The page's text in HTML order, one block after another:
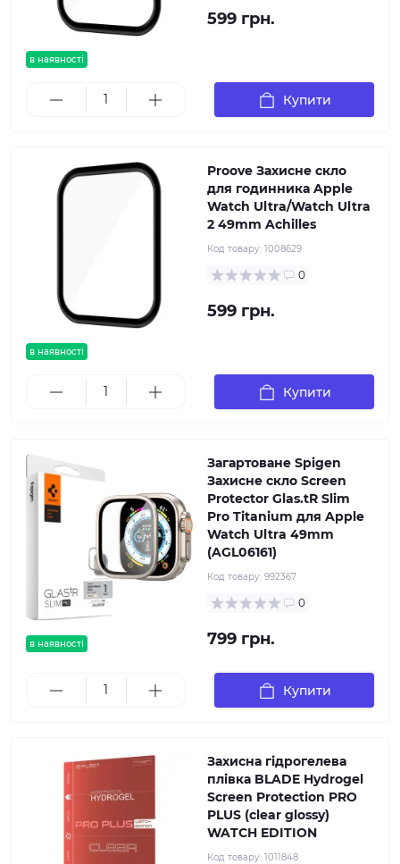
в наявності
599 грн.
Купити
в наявності
Proove Захисне скло
для годинника Apple
Watch Ultra/Watch Ultra
2 49mm Achilles
Код товару: 1008629
0
599 грн.
Купити
в наявності
Загартоване Spigen
Захисне скло Screen
Protector Glas.tR Slim
Pro Titanium для Apple
Watch Ultra 49mm
(AGL06161)
Код товару: 992367
0
799 грн.
Купити
Захисна гідрогелева
плівка BLADE Hydrogel
Screen Protection PRO
PLUS (clear glossy)
WATCH EDITION
Код товару: 1011848